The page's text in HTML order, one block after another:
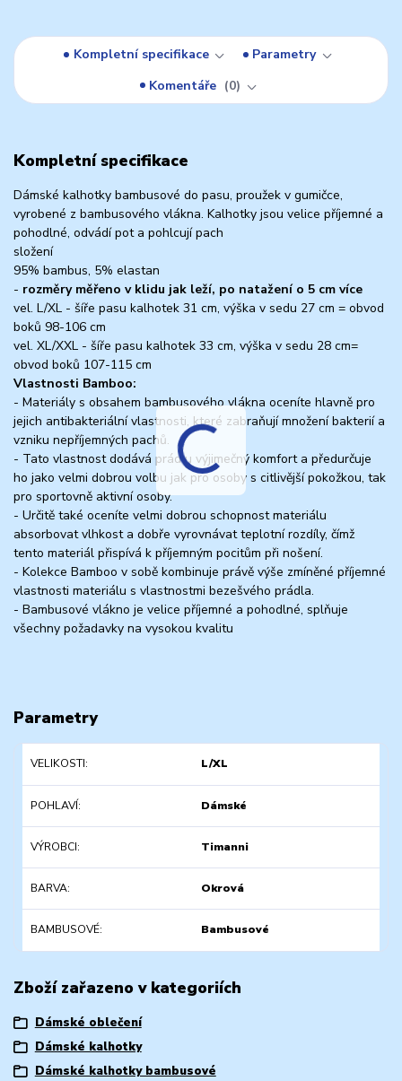
Kompletní specifikace
Parametry
Komentáře
0
Kompletní specifikace
Dámské kalhotky bambusové do pasu, proužek v gumičce,
vyrobené z bambusového vlákna. Kalhotky jsou velice příjemné a
pohodlné, odvádí pot a pohlcují pach
složení
95% bambus, 5% elastan
- rozměry měřeno v klidu jak leží, po natažení o 5 cm více
vel. L/XL - šíře pasu kalhotek 31 cm, výška v sedu 27 cm = obvod
boků 98-106 cm
vel. XL/XXL - šíře pasu kalhotek 33 cm, výška v sedu 28 cm=
obvod boků 107-115 cm
Vlastnosti Bamboo:
- Materiály s obsahem bambusového vlákna oceníte hlavně pro
jejich antibakteriální vlastnosti, které zabraňují množení bakterií a
vzniku nepříjemných pachů.
- Tato vlastnost dodává prádlu výjimečný komfort a předurčuje
ho jako velmi dobrou volbu jak pro osoby s citlivější pokožkou, tak
pro sportovně aktivní osoby.
- Určitě také oceníte velmi dobrou schopnost materiálu
absorbovat vlhkost a dobře vyrovnávat teplotní rozdíly, čímž
tento materiál přispívá k příjemným pocitům při nošení.
- Kolekce Bamboo v sobě kombinuje právě výše zmíněné příjemné
vlastnosti materiálu s vlastnostmi bezešvého prádla.
- Bambusové vlákno je velice příjemné a pohodlné, splňuje
všechny požadavky na vysokou kvalitu
Parametry
VELIKOSTI L/XL
POHLAVÍ Dámské
VÝROBCI Timanni
BARVA Okrová
BAMBUSOVÉ Bambusové
Zboží zařazeno v kategoriích
Dámské oblečení
Dámské kalhotky
Dámské kalhotky bambusové